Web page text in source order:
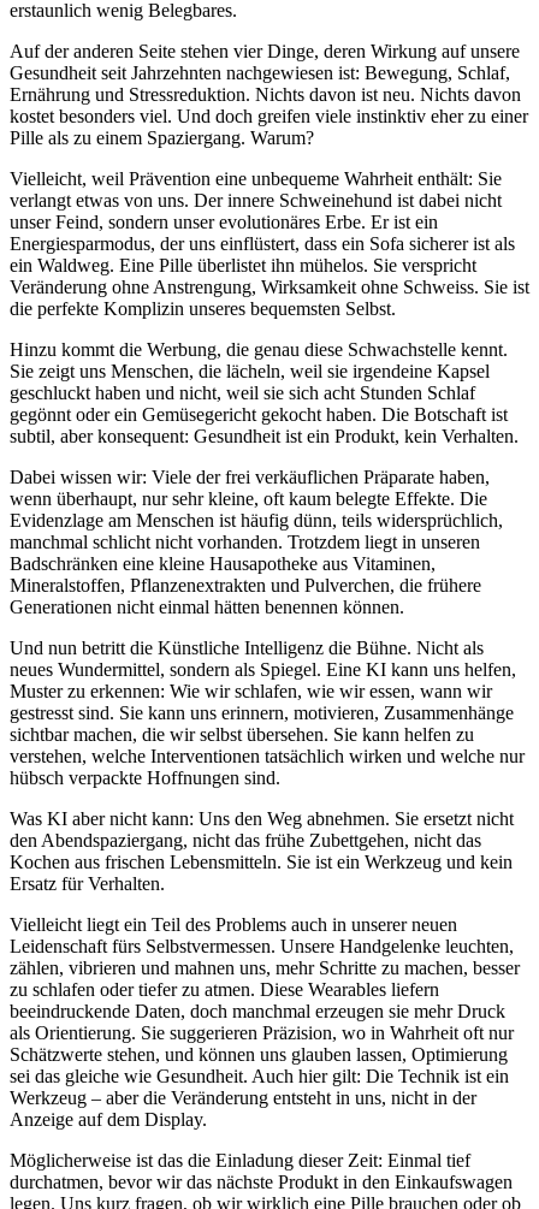
erstaunlich wenig Belegbares.
Auf der anderen Seite stehen vier Dinge, deren Wirkung auf unsere
Gesundheit seit Jahrzehnten nachgewiesen ist: Bewegung, Schlaf,
Ernährung und Stressreduktion. Nichts davon ist neu. Nichts davon
kostet besonders viel. Und doch greifen viele instinktiv eher zu einer
Pille als zu einem Spaziergang. Warum?
Vielleicht, weil Prävention eine unbequeme Wahrheit enthält: Sie
verlangt etwas von uns. Der innere Schweinehund ist dabei nicht
unser Feind, sondern unser evolutionäres Erbe. Er ist ein
Energiesparmodus, der uns einflüstert, dass ein Sofa sicherer ist als
ein Waldweg. Eine Pille überlistet ihn mühelos. Sie verspricht
Veränderung ohne Anstrengung, Wirksamkeit ohne Schweiss. Sie ist
die perfekte Komplizin unseres bequemsten Selbst.
Hinzu kommt die Werbung, die genau diese Schwachstelle kennt.
Sie zeigt uns Menschen, die lächeln, weil sie irgendeine Kapsel
geschluckt haben und nicht, weil sie sich acht Stunden Schlaf
gegönnt oder ein Gemüsegericht gekocht haben. Die Botschaft ist
subtil, aber konsequent: Gesundheit ist ein Produkt, kein Verhalten.
Dabei wissen wir: Viele der frei verkäuflichen Präparate haben,
wenn überhaupt, nur sehr kleine, oft kaum belegte Effekte. Die
Evidenzlage am Menschen ist häufig dünn, teils widersprüchlich,
manchmal schlicht nicht vorhanden. Trotzdem liegt in unseren
Badschränken eine kleine Hausapotheke aus Vitaminen,
Mineralstoffen, Pflanzenextrakten und Pulverchen, die frühere
Generationen nicht einmal hätten benennen können.
Und nun betritt die Künstliche Intelligenz die Bühne. Nicht als
neues Wundermittel, sondern als Spiegel. Eine KI kann uns helfen,
Muster zu erkennen: Wie wir schlafen, wie wir essen, wann wir
gestresst sind. Sie kann uns erinnern, motivieren, Zusammenhänge
sichtbar machen, die wir selbst übersehen. Sie kann helfen zu
verstehen, welche Interventionen tatsächlich wirken und welche nur
hübsch verpackte Hoffnungen sind.
Was KI aber nicht kann: Uns den Weg abnehmen. Sie ersetzt nicht
den Abendspaziergang, nicht das frühe Zubettgehen, nicht das
Kochen aus frischen Lebensmitteln. Sie ist ein Werkzeug und kein
Ersatz für Verhalten.
Vielleicht liegt ein Teil des Problems auch in unserer neuen
Leidenschaft fürs Selbstvermessen. Unsere Handgelenke leuchten,
zählen, vibrieren und mahnen uns, mehr Schritte zu machen, besser
zu schlafen oder tiefer zu atmen. Diese Wearables liefern
beeindruckende Daten, doch manchmal erzeugen sie mehr Druck
als Orientierung. Sie suggerieren Präzision, wo in Wahrheit oft nur
Schätzwerte stehen, und können uns glauben lassen, Optimierung
sei das gleiche wie Gesundheit. Auch hier gilt: Die Technik ist ein
Werkzeug – aber die Veränderung entsteht in uns, nicht in der
Anzeige auf dem Display.
Möglicherweise ist das die Einladung dieser Zeit: Einmal tief
durchatmen, bevor wir das nächste Produkt in den Einkaufswagen
legen. Uns kurz fragen, ob wir wirklich eine Pille brauchen oder ob